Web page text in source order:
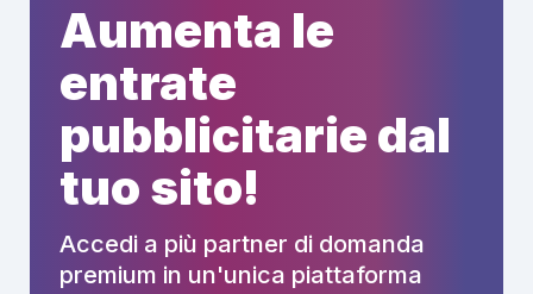
Aumenta le
entrate
pubblicitarie dal
tuo sito!
Accedi a più partner di domanda
premium in un'unica piattaforma